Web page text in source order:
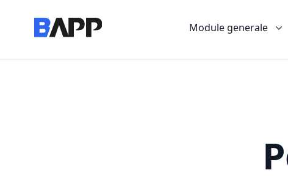
BAPP Module generale